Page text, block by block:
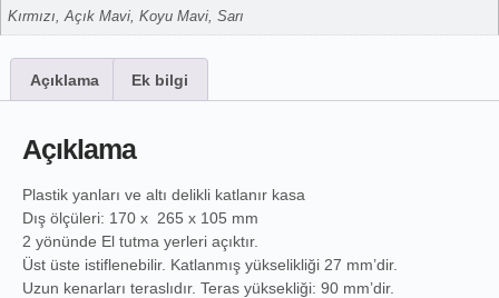
Kırmızı, Açık Mavi, Koyu Mavi, Sarı
Açıklama Ek bilgi
Açıklama
Plastik yanları ve altı delikli katlanır kasa
Dış ölçüleri: 170 x 265 x 105 mm
2 yönünde El tutma yerleri açıktır.
Üst üste istiflenebilir. Katlanmış yükselikliği 27 mm’dir.
Uzun kenarları teraslıdır. Teras yüksekliği: 90 mm’dir.